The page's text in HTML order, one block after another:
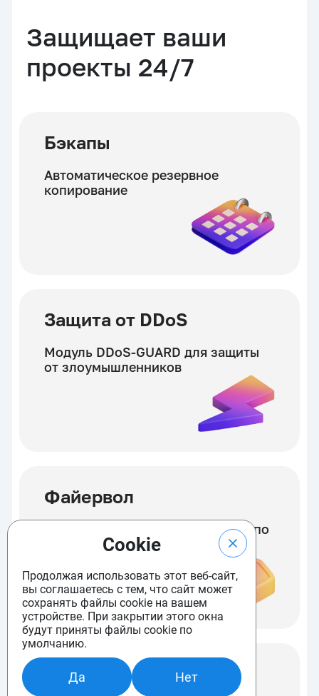
Защищает ваши
проекты 24/7
Бэкапы
Автоматическое резервное
копирование
Защита от DDoS
Модуль DDoS-GUARD для защиты
от злоумышленников
Файервол
Настройка фильтрации трафика по
Антивирус Dr.Web
Cookie
Продолжая использовать этот веб-сайт,
вы соглашаетесь с тем, что сайт может
сохранять файлы cookie на вашем
устройстве. При закрытии этого окна
будут приняты файлы cookie по
умолчанию.
Да Нет